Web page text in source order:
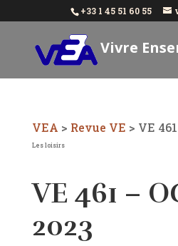
+33 1 45 51 60 55
Vivre
VEA > Revue VE > VE
Les loisirs
VE 461 –
2023